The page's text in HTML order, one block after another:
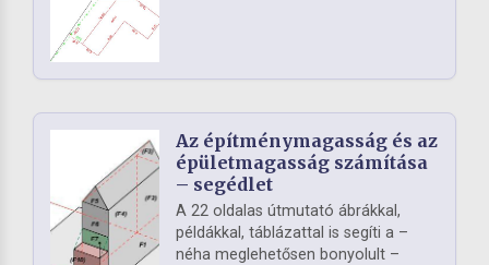
Az építménymagasság és az
épületmagasság számítása
– segédlet
A 22 oldalas útmutató ábrákkal,
példákkal, táblázattal is segíti a –
néha meglehetősen bonyolult –